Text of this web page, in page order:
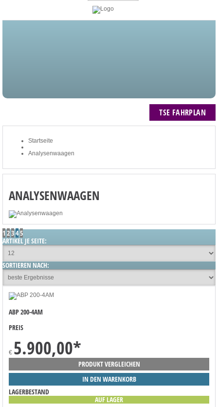
TSE FAHRPLAN
Startseite
Analysenwaagen
ANALYSENWAAGEN
1 2345
ARTIKEL JE SEITE:
SORTIEREN NACH:
ABP 200-4AM
PREIS
€ 5.900,00*
PRODUKT VERGLEICHEN
IN DEN WARENKORB
LAGERBESTAND
AUF LAGER